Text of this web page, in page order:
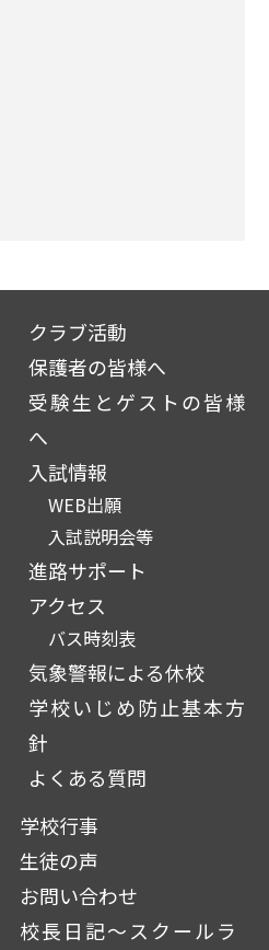
クラブ活動
保護者の皆様へ
受験生とゲストの皆様
へ
入試情報
WEB出願
入試説明会等
進路サポート
アクセス
バス時刻表
気象警報による休校
学校いじめ防止基本方
針
よくある質問
学校行事
生徒の声
お問い合わせ
校長日記～スクールラ